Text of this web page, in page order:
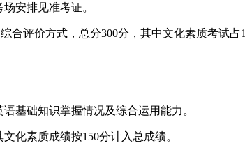
安排见准考证。
合评价方式，总分300分，其中文化素质考试占
础知识掌握情况及综合运用能力。
素质成绩按150分计入总成绩。